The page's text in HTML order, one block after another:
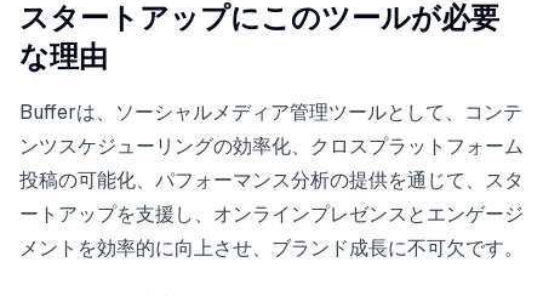
スタートアップにこのツールが必要
な理由
Bufferは、ソーシャルメディア管理ツールとして、コンテ
ンツスケジューリングの効率化、クロスプラットフォーム
投稿の可能化、パフォーマンス分析の提供を通じて、スタ
ートアップを支援し、オンラインプレゼンスとエンゲージ
メントを効率的に向上させ、ブランド成長に不可欠です。